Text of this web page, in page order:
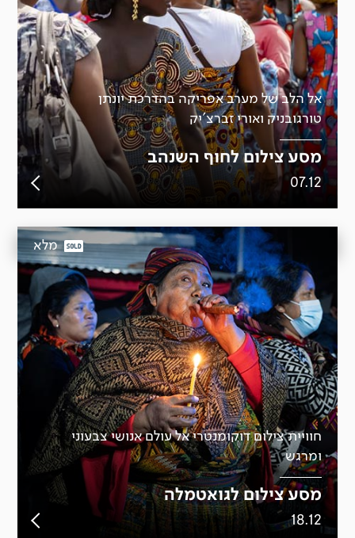
אל הלב של מערב אפריקה בהדרכת יונתן
טורגובניק ואורי זברצ'יק
מסע צילום לחוף השנהב
07.12
מלא
חוויית צילום דוקומנטרי אל עולם אנושי צבעוני
ומרגש
מסע צילום לגואטמלה
18.12